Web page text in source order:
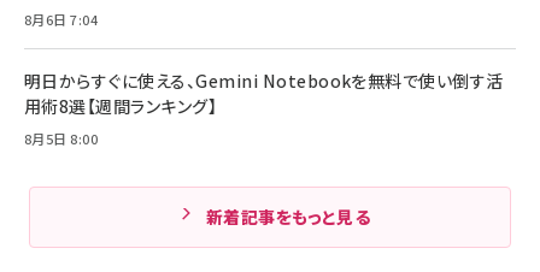
8月6日 7:04
明日からすぐに使える、Gemini Notebookを無料で使い倒す活
用術8選【週間ランキング】
8月5日 8:00
新着記事をもっと見る